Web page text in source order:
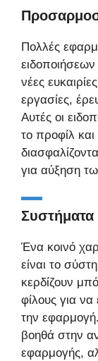
Πολλές
νέες
εργασίες,
Αυτές οι
το προφίλ και
για αύξηση
Ένα κοινό
είναι το
κερδίζουν
φίλους για
την
βοηθά στην
εφαρμογής,